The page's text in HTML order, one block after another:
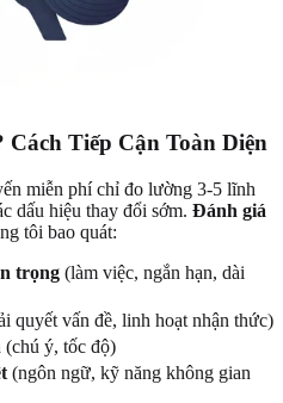
Tiếp Cận Toàn Diện
miễn phí chỉ đo lường 3-5 lĩnh
dấu hiệu thay đổi sớm. Đánh giá
tôi bao quát:
trọng (làm việc, ngắn hạn, dài
quyết vấn đề, linh hoạt nhận thức)
(chú ý, tốc độ)
(ngôn ngữ, kỹ năng không gian